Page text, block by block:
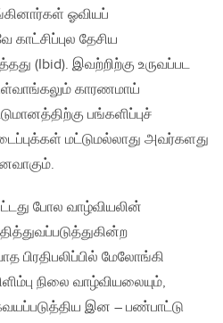
ஓவியப்
காட்சிப்புல தேசிய
(Ibid). இவற்றிற்கு உருவப்பட
காரணமாய்
பங்களிப்புச்
மட்டுமல்லாது அவர்களது
போல வாழ்வியலின்
பிரதிபலிப்பில் மேலோங்கி
நிலை வாழ்வியலையும்,
இன – பண்பாட்டு